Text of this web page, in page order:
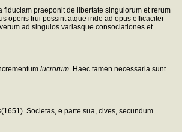
fiduciam praeponit de libertate singulorum et rerum
operis frui possint atque inde ad opus efficaciter
ad singulos variasque consociationes et
lucrorum . Haec tamen necessaria sunt.
Societas, e parte sua, cives, secundum